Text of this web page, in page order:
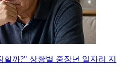
까?" 상황별 중장년 일자리 지